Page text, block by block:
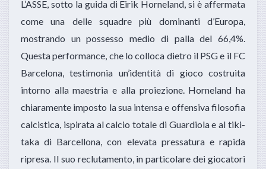
L’ASSE, sotto la guida di Eirik Horneland, si è affermata
come una delle squadre più dominanti d’Europa,
mostrando un possesso medio di palla del 66,4%.
Questa performance, che lo colloca dietro il PSG e il FC
Barcelona, testimonia un’identità di gioco costruita
intorno alla maestria e alla proiezione. Horneland ha
chiaramente imposto la sua intensa e offensiva filosofia
calcistica, ispirata al calcio totale di Guardiola e al tiki-
taka di Barcellona, con elevata pressatura e rapida
ripresa. Il suo reclutamento, in particolare dei giocatori